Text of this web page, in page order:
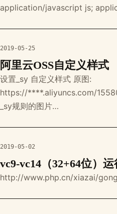
application/javascript js;
2019-05-25
阿里云OSS自定义样式
设置_sy 自定义样式 原图:
https://****.aliyuncs.com/
_sy规则的图片
2019-05-02
vc9-vc14（32+64位）
http://www.php.cn/xiazai/